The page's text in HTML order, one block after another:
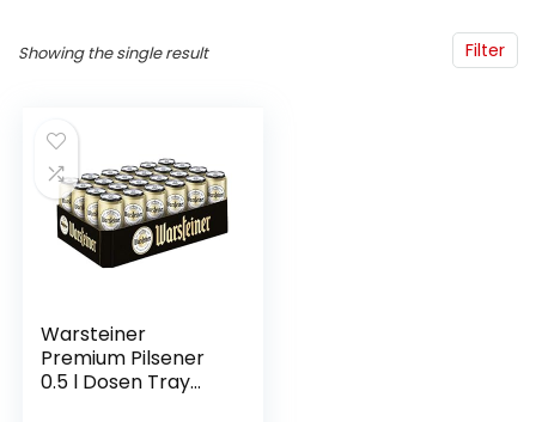
Filter
Showing the single result
Warsteiner
Premium Pilsener
0.5 l Dosen Tray